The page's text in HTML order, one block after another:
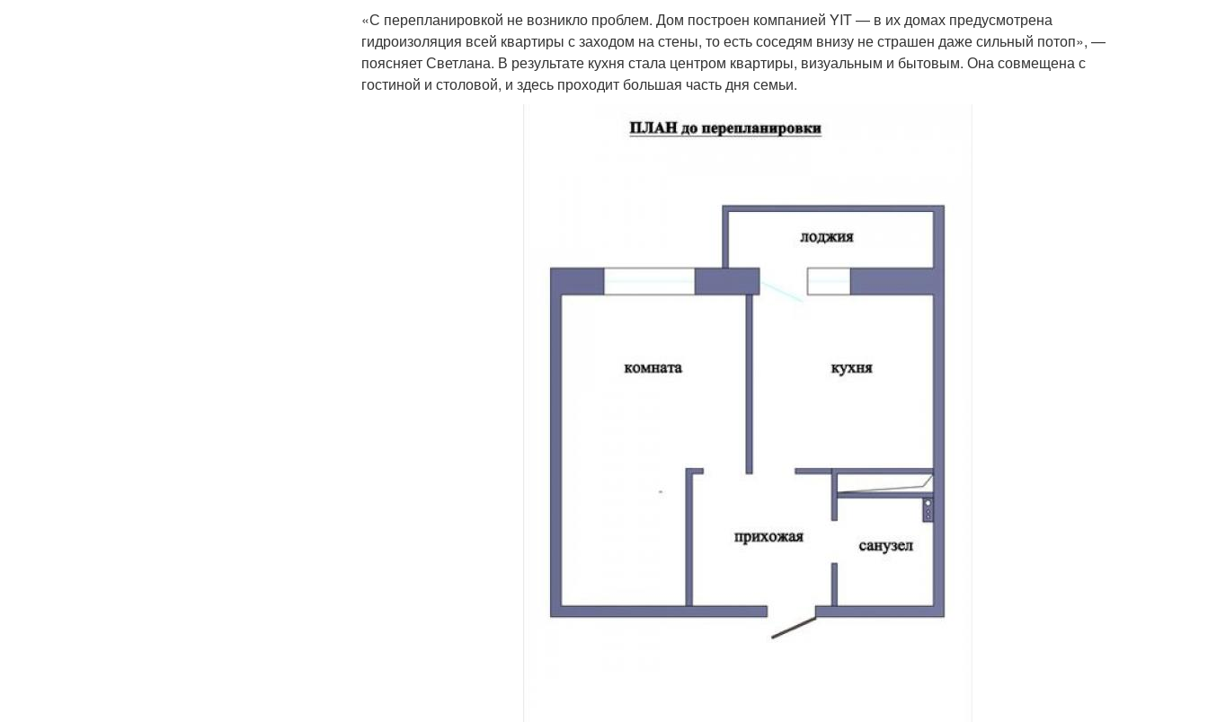
«С перепланировкой не возникло проблем. Дом построен компанией YIT — в их домах предусмотрена
гидроизоляция всей квартиры с заходом на стены, то есть соседям внизу не страшен даже сильный потоп», —
поясняет Светлана. В результате кухня стала центром квартиры, визуальным и бытовым. Она совмещена с
гостиной и столовой, и здесь проходит большая часть дня семьи.